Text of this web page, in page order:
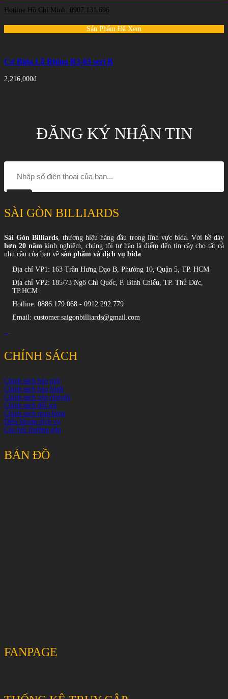
Hotline Hồ Chí Minh: 0907.131.696
Sản Phẩm Đã Xem
Cơ Bida Lỗ Rhino R3-03 seri B
2,216,000đ
ĐĂNG KÝ NHẬN TIN
SÀI GÒN BILLIARDS
Sài Gòn Billiards, thương hiệu hàng đầu trong lĩnh vực bida. Với bề dày
hơn 20 nămkinh nghiệm, chúng tôi tự hào là điểm đến tin cậy cho tất cả
nhu cầu của bạn về sản phẩm và dịch vụ bida.
Địa chỉ VP1: 163 Trần Hưng Đạo B, Phường 10, Quận 5, TP. HCM
Địa chỉ VP2: 185/73 Ngô Chí Quốc, P. Bình Chiểu, TP. Thủ Đức,
TP.HCM
Hotline: 0886.179.068 - 0912.292.779
Email: customer.saigonbilliards@gmail.com
CHÍNH SÁCH
Chính sách bảo mật
Chính sách bảo hành
Chính sách vận chuyển
Chính sách đổi trả
Chính sách mua hàng
Điều khoản dịch vụ
Câu hỏi thường gặp
BẢN ĐỒ
FANPAGE